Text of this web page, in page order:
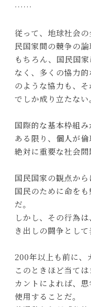
……
従って、地球社会
民国家間の競争の論
もちろん、国民国
なく、多くの協力
のような協力も、
でしか成り立たな
国際的な基本枠組
ある限り、個人が倫
絶対に重要な社会
国民国家の観点か
国民のために命を
だ。
しかし、その行為
き出しの闘争とし
200年以上も前に、
このときほど当ては
カントによれば、
使用することだ。